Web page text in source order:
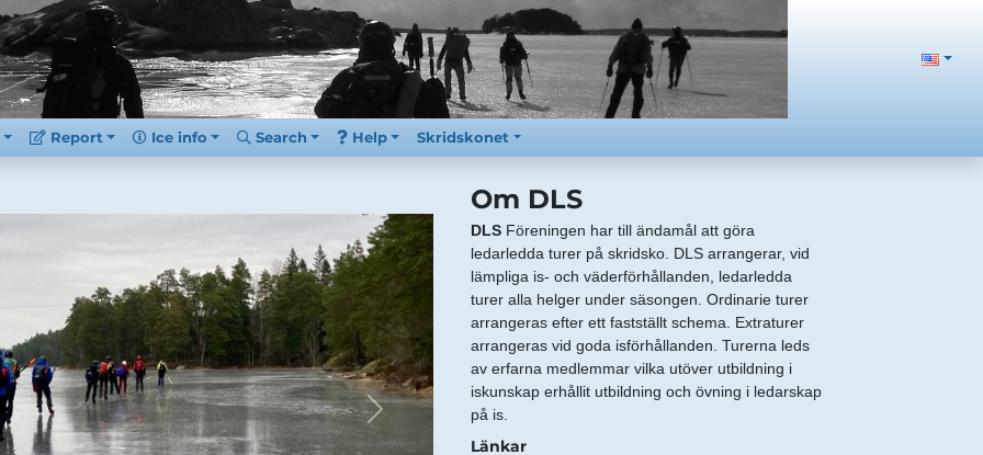
Report Ice info Search Help Skridskonet
Om DLS
DLS Föreningen har till ändamål att göra
ledarledda turer på skridsko. DLS arrangerar, vid
lämpliga is- och väderförhållanden, ledarledda
turer alla helger under säsongen. Ordinarie turer
arrangeras efter ett fastställt schema. Extraturer
arrangeras vid goda isförhållanden. Turerna leds
av erfarna medlemmar vilka utöver utbildning i
iskunskap erhållit utbildning och övning i ledarskap
på is.
Länkar